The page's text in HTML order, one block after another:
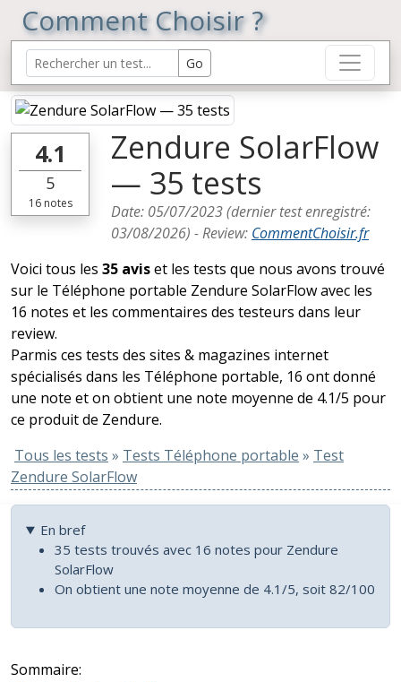
Comment Choisir ?
4.1
5
16notes
Zendure SolarFlow
— 35 tests
Date: 05/07/2023(dernier test enregistré:
03/08/2026) -Review: CommentChoisir.fr
Voici tous les 35 aviset les tests que nous avons trouvé
sur le Téléphone portable Zendure SolarFlow avec les
16 notes et les commentaires des testeurs dans leur
review.
Parmis ces tests des sites & magazines internet
spécialisés dans les Téléphone portable, 16 ont donné
une note et on obtient une note moyenne de 4.1/5 pour
ce produit de Zendure.
Tous les tests » Tests Téléphone portable » Test
Zendure SolarFlow
En bref
35 tests trouvés avec 16 notes pour Zendure
SolarFlow
On obtient une note moyenne de 4.1/5, soit 82/100
Sommaire: